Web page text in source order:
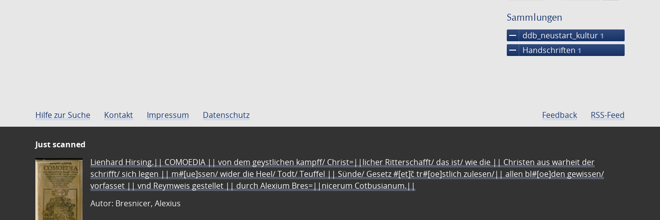
Suche
Sammlungen
remove ddb_neustart_kultur 1
remove Handschriften 1
Hilfe zur Suche Kontakt Impressum Datenschutz Feedback RSS-Feed
Just scanned
Lienhard Hirsing.|| COMOEDIA || von dem geystlichen kampff/ Christ=||licher Ritterschafft/ das ist/ wie die || Christen aus warheit der
schrifft/ sich legen || m#[ue]ssen/ wider die Heel/ Todt/ Teuffel || Sünde/ Gesetz #[et]c̃ tr#[oe]stlich zulesen/|| allen bl#[oe]den gewissen/
vorfasset || vnd Reymweis gestellet || durch Alexium Bres=||nicerum Cotbusianum.||
Autor: Bresnicer, Alexius